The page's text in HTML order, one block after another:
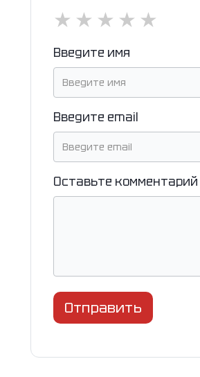
★
★
★
★
★
Введите имя
Введите email
Оставьте комментарий
Отправить